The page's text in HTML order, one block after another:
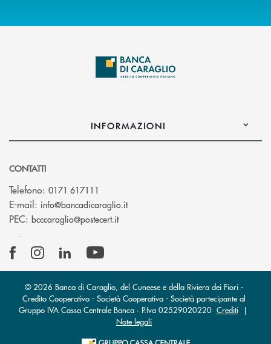
INFORMAZIONI
CONTATTI
Telefono: 0171 617111
E-mail: info@bancadicaraglio.it(si apre l’app di posta elettronica)
PEC: bcccaraglio@postecert.it(si apre l’app di posta elettronica)
© 2026 Banca di Caraglio, del Cuneese e della Riviera dei Fiori -
Credito Cooperativo - Società Cooperativa - Società partecipante al
Gruppo IVA Cassa Centrale Banca · P.Iva 02529020220 Crediti|
Note legali